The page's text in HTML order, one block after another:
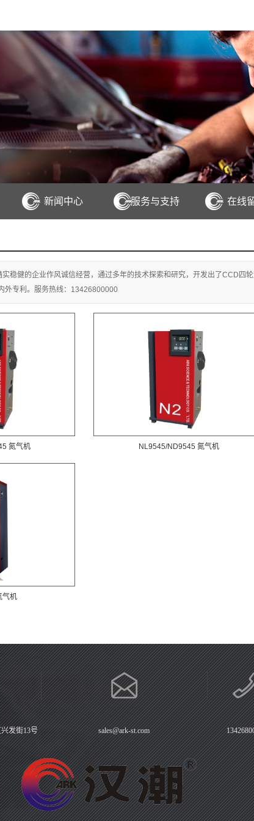
位仪
备
新闻中心 服务与支持 在线
稳健的企业作风诚信经营，通过多年的技术探索和研究，开发出了CCD四
外专利。服务热线：13426800000
氮气机 NL9545/ND9545 氮气机
气机
发街13号 sales@ark-st.com